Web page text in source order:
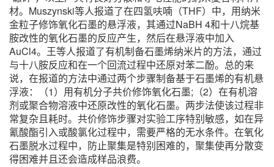
材。Muszynski等人报道了在四氢呋喃（THF）中，用纳米
金粒子修饰氧化石墨的悬浮液，其通过NaBH 4和十八烷基
胺改性的氧化石墨的反应产生，然后在悬浮液中加入
AuCl4。王等人报道了有机制备石墨烯纳米片的方法，通过
与十八胺反应和在一个回流过程中还原对苯二酚。总的来
说，在报道的方法中通过两个步骤制备基于石墨烯的有机悬
浮液：（1）用有机分子共价修饰氧化石墨;（2）在有机溶
剂或聚合物溶液中还原改性的氧化石墨。两步法使该过程非
常复杂且耗时。共价修饰步骤对实验工序特别敏感，如在异
氰酸酯引入或酸氯化过程中，需要严格的无水条件。在氧化
石墨脱水过程中，防止聚集是特别困难的，聚集使再分散变
得困难并且还会造成样品浪费。